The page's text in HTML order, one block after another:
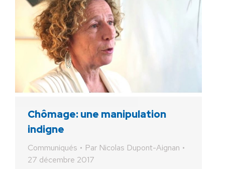
Chômage: une manipulation
indigne
Communiqués Par Nicolas Dupont-Aignan
27 décembre 2017